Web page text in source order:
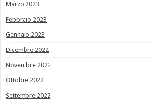
Marzo 2023
Febbraio 2023
Gennaio 2023
Dicembre 2022
Novembre 2022
Ottobre 2022
Settembre 2022